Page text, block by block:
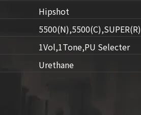
Hipshot
5500(N),5500(C),SUPER(R)
1Vol,1Tone,PU Selecter
Urethane